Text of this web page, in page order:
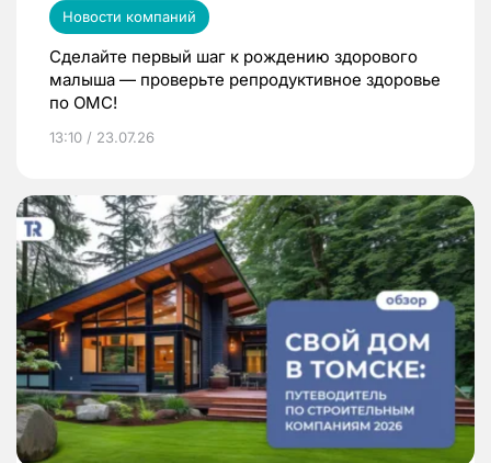
Новости компаний
Сделайте первый шаг к рождению здорового
малыша — проверьте репродуктивное здоровье
по ОМС!
13:10 / 23.07.26